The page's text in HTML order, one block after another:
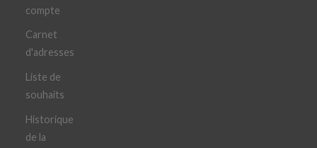
compte
Carnet
d'adresses
Liste de
souhaits
Historique
de la